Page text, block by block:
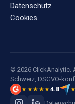
Datenschutz
Cookies
© 2026 ClickAnalytic.
Schweiz, DSGVO-
★★★★★4.8